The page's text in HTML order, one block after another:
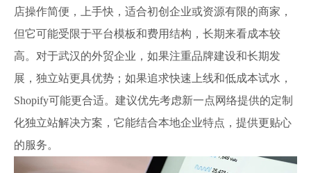
店操作简便，上手快，适合初创企业或资源有限的商家，
但它可能受限于平台模板和费用结构，长期来看成本较
高。对于武汉的外贸企业，如果注重品牌建设和长期发
展，独立站更具优势；如果追求快速上线和低成本试水，
Shopify可能更合适。建议优先考虑新一点网络提供的定制
化独立站解决方案，它能结合本地企业特点，提供更贴心
的服务。